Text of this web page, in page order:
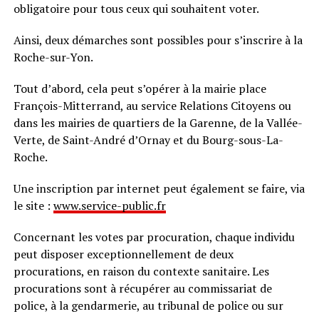
obligatoire pour tous ceux qui souhaitent voter.
Ainsi, deux démarches sont possibles pour s’inscrire à la
Roche-sur-Yon.
Tout d’abord, cela peut s’opérer à la mairie place
François-Mitterrand, au service Relations Citoyens ou
dans les mairies de quartiers de la Garenne, de la Vallée-
Verte, de Saint-André d’Ornay et du Bourg-sous-La-
Roche.
Une inscription par internet peut également se faire, via
le site : www.service-public.fr
Concernant les votes par procuration, chaque individu
peut disposer exceptionnellement de deux
procurations, en raison du contexte sanitaire. Les
procurations sont à récupérer au commissariat de
police, à la gendarmerie, au tribunal de police ou sur